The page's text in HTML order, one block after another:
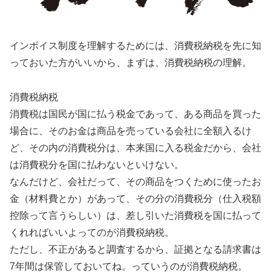
インボイス制度を理解するためには、消費税納税を先に知
っておいた方がいいから、まずは、消費税納税の理解。
消費税納税
消費税は国民が国に払う税金であって、ある商品を買った
場合に、そのお金は商品を売っている会社に全額入るけ
ど、その内の消費税分は、本来国に入る税金だから、会社
は消費税分を国に払わないといけない。
なんだけど、会社だって、その商品をつくために使ったお
金（材料費とか）があって、その分の消費税分（仕入税額
控除って言うらしい）は、差し引いた消費税を国に払って
くれればいいよってのが消費税納税。
ただし、不正があると調査するから、証拠となる請求書は
7年間は保管しておいてね。っていうのが消費税納税。